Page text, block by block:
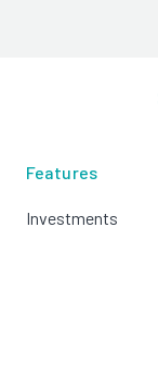
Features
Investments